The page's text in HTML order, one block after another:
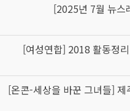
[2025년 7월 뉴스
[여성연합] 2018 활동정
[온콘-세상을 바꾼 그녀들] 제